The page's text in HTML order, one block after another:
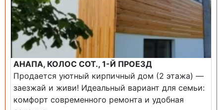
АНАПА, КОЛОС СОТ., 1-Й ПРОЕЗД
Продается уютный кирпичный дом (2 этажа) —
заезжай и живи! ​Идеальный вариант для семьи:
комфорт современного ремонта и удобная